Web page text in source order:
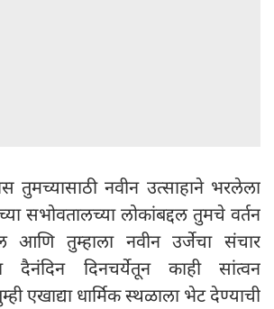
नवीन उत्साहाने भरलेला
सभोवतालच्या लोकांबद्दल तुमचे वर्तन
आणि तुम्हाला नवीन उर्जेचा संचार
दैनंदिन दिनचर्येतून काही सांत्वन
एखाद्या धार्मिक स्थळाला भेट देण्याची